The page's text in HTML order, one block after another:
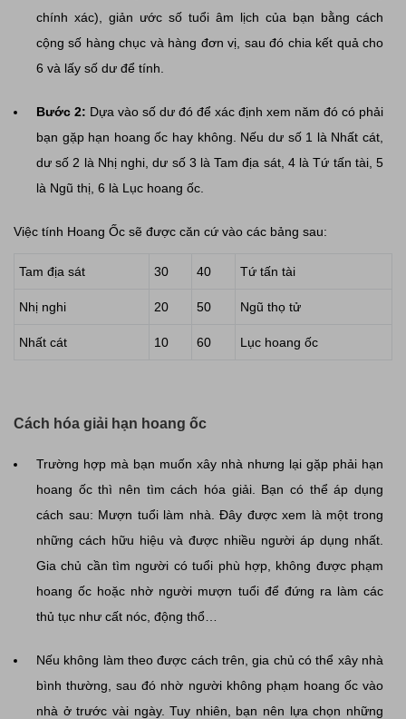
chính xác), giản ước số tuổi âm lịch của bạn bằng cách
cộng số hàng chục và hàng đơn vị, sau đó chia kết quả cho
6 và lấy số dư để tính.
Bước 2: Dựa vào số dư đó để xác định xem năm đó có phải
bạn gặp hạn hoang ốc hay không. Nếu dư số 1 là Nhất cát,
dư số 2 là Nhị nghi, dư số 3 là Tam địa sát, 4 là Tứ tấn tài, 5
là Ngũ thị, 6 là Lục hoang ốc.
Việc tính Hoang Ốc sẽ được căn cứ vào các bảng sau:
Tam địa sát 30 40 Tứ tấn tài
Nhị nghi 20 50 Ngũ thọ tử
Nhất cát 10 60 Lục hoang ốc
Cách hóa giải hạn hoang ốc
Trường hợp mà bạn muốn xây nhà nhưng lại gặp phải hạn
hoang ốc thì nên tìm cách hóa giải. Bạn có thể áp dụng
cách sau: Mượn tuổi làm nhà. Đây được xem là một trong
những cách hữu hiệu và được nhiều người áp dụng nhất.
Gia chủ cần tìm người có tuổi phù hợp, không được phạm
hoang ốc hoặc nhờ người mượn tuổi để đứng ra làm các
thủ tục như cất nóc, động thổ…
Nếu không làm theo được cách trên, gia chủ có thể xây nhà
bình thường, sau đó nhờ người không phạm hoang ốc vào
nhà ở trước vài ngày. Tuy nhiên, bạn nên lựa chọn những